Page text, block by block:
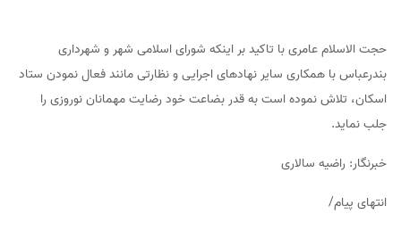
حجت الاسلام عامری با تاکید بر اینکه شورای اسلامی شهر و شهرداری
بندرعباس با همکاری سایر نهادهای اجرایی و نظارتی مانند فعال نمودن ستاد
اسکان، تلاش نموده است به قدر بضاعت خود رضایت مهمانان نوروزی را
جلب نماید.
خبرنگار: راضیه سالاری
انتهای پیام/